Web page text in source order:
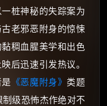
桩神秘的失踪案为
老邪恶附身的惊悚
稠血腥美学和出色
后迅速引发热议。
《恶魔附身》 类题
级恐怖杰作绝对不